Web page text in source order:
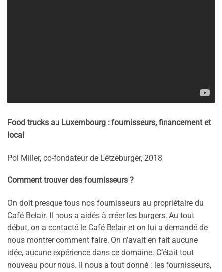
Food trucks au Luxembourg : fournisseurs, financement et
local
Pol Miller, co-fondateur de Lëtzeburger, 2018
Comment trouver des fournisseurs ?
On doit presque tous nos fournisseurs au propriétaire du
Café Belair. Il nous a aidés à créer les burgers. Au tout
début, on a contacté le Café Belair et on lui a demandé de
nous montrer comment faire. On n’avait en fait aucune
idée, aucune expérience dans ce domaine. C’était tout
nouveau pour nous. Il nous a tout donné : les fournisseurs,